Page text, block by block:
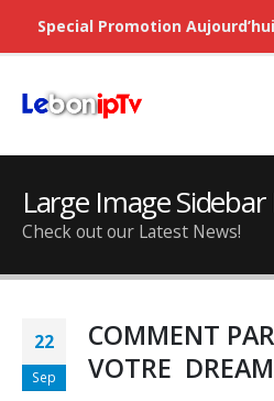
Large Image
Check out our Latest News!
22
Sep
COMMENT
VOTRE
Special Promotion